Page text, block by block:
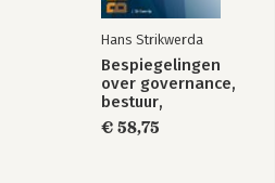
Hans Strikwerda
Bespiegelingen
over governance,
bestuur,
management en
organisatie in de
€ 58,75